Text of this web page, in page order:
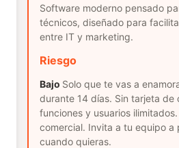
Software moderno pensado
técnicos, diseñado para
entre IT y marketing.
Riesgo
Bajo Solo que te vas a
durante 14 días. Sin tarjeta de
funciones y usuarios
comercial. Invita a tu equipo a
cuando quieras.